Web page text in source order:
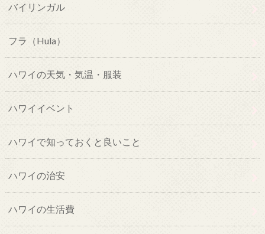
バイリンガル
フラ（Hula）
ハワイの天気・気温・服装
ハワイイベント
ハワイで知っておくと良いこと
ハワイの治安
ハワイの生活費